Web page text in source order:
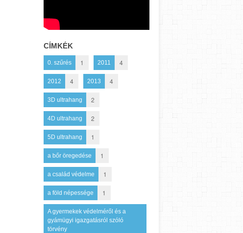
CÍMKÉK
0. szűrés 1 2011 4
2012 4 2013 4
3D ultrahang 2
4D ultrahang 2
5D ultrahang 1
a bőr öregedése 1
a család védelme 1
a föld népessége 1
A gyermekek védelméről és a
gyámügyi igazgatásról szóló
törvény